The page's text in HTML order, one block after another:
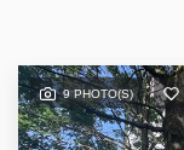
9 PHOTO(S)